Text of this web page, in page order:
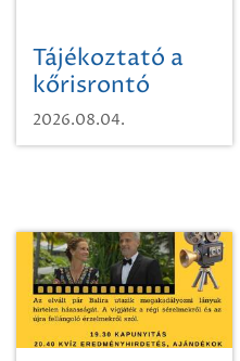
Tájékoztató a
kőrisrontó
karcsúdíszbogárról
2026.08.04.